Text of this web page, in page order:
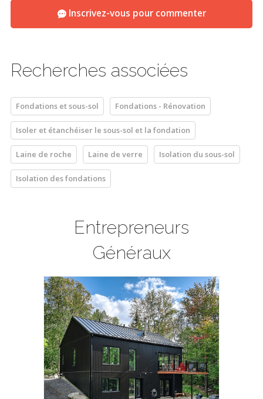
Inscrivez-vous pour commenter
Recherches associées
Fondations et sous-sol Fondations - Rénovation
Isoler et étanchéiser le sous-sol et la fondation
Laine de roche Laine de verre Isolation du sous-sol
Isolation des fondations
Entrepreneurs
Généraux